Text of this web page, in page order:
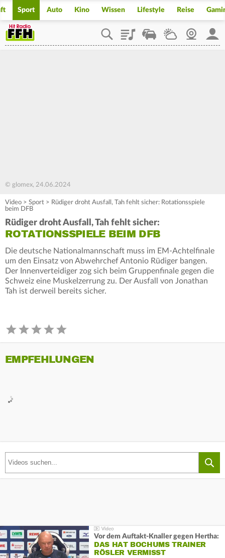
Sport Auto Kino Wissen Lifestyle Reise
PlaylistStaupilotWetterWebcam
© glomex, 24.06.2024
Video > Sport > Rüdiger droht Ausfall, Tah fehlt sicher: Rotationsspiele
beim DFB
Rüdiger droht Ausfall, Tah fehlt sicher:
ROTATIONSSPIELE BEIM DFB
Die deutsche Nationalmannschaft muss im EM-Achtelfinale
um den Einsatz von Abwehrchef Antonio Rüdiger bangen.
Der Innenverteidiger zog sich beim Gruppenfinale gegen die
Schweiz eine Muskelzerrung zu. Der Ausfall von Jonathan
Tah ist derweil bereits sicher.
EMPFEHLUNGEN
Vor dem Auftakt-Knaller gegen Hertha:
DAS HAT BOCHUMS TRAINER
RÖSLER VERMISST